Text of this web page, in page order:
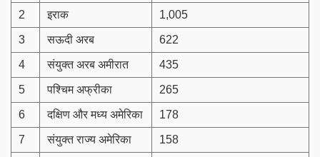
2 इराक 1,005
3 सऊदी अरब 622
4 संयुक्त अरब अमीरात 435
5 पश्चिम अफ्रीका 265
6 दक्षिण और मध्य अमेरिका 178
7 संयुक्त राज्य अमेरिका 158